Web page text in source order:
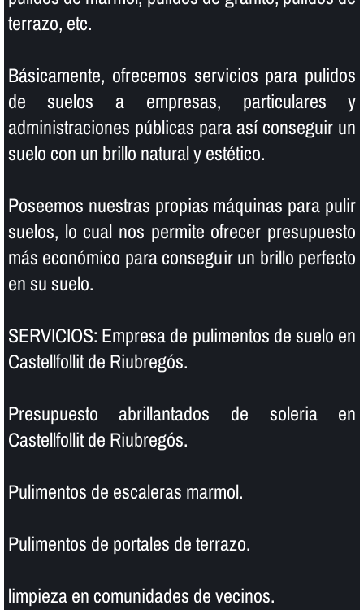
terrazo, etc.
Básicamente, ofrecemos servicios para pulidos
de suelos a empresas, particulares y
administraciones públicas para así­ conseguir un
suelo con un brillo natural y estético.
Poseemos nuestras propias máquinas para pulir
suelos, lo cual nos permite ofrecer presupuesto
más económico para conseguir un brillo perfecto
en su suelo.
SERVICIOS: Empresa de pulimentos de suelo en
Castellfollit de Riubregós.
Presupuesto abrillantados de soleria en
Castellfollit de Riubregós.
Pulimentos de escaleras marmol.
Pulimentos de portales de terrazo.
limpieza en comunidades de vecinos.